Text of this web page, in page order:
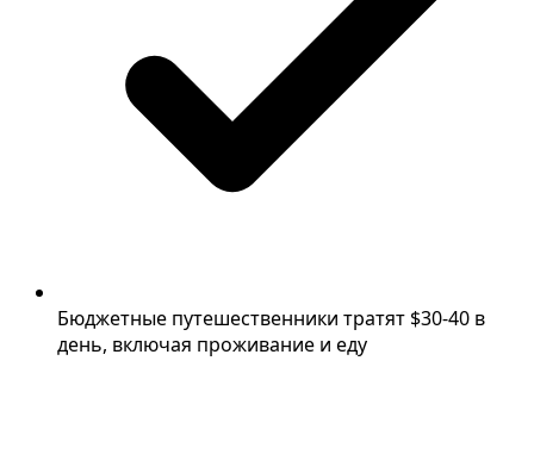
Бюджетные путешественники тратят $30-40 в
день, включая проживание и еду